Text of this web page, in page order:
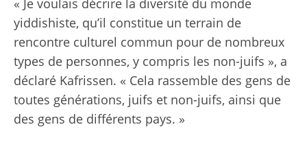
yiddishiste, qu’il constitue un terrain de
rencontre culturel commun pour de nombreux
types de personnes, y compris les non-juifs », a
déclaré Kafrissen. « Cela rassemble des gens de
toutes générations, juifs et non-juifs, ainsi que
des gens de différents pays. »